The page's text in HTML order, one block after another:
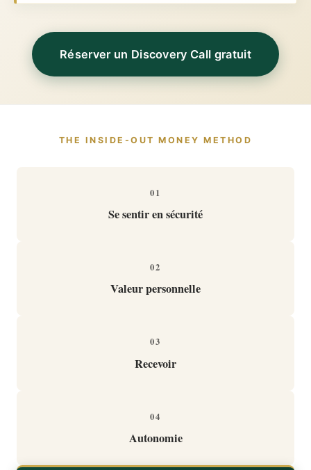
Réserver un Discovery Call gratuit
THE INSIDE-OUT MONEY METHOD
01
Se sentir en sécurité
02
Valeur personnelle
03
Recevoir
04
Autonomie